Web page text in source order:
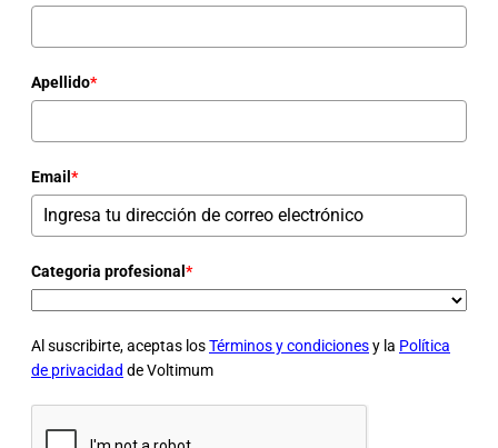
Apellido*
Email *
Categoria profesional *
Al suscribirte, aceptas losTérminos y condicionesy la Política
de privacidad de Voltimum